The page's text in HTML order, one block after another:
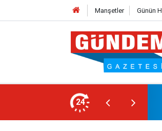
Manşetler Günün
24
9 Bin 500 Yolcu ve Mürettebat